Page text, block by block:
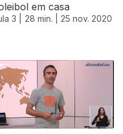
em casa
3 | 28 min. | 25 nov. 2020